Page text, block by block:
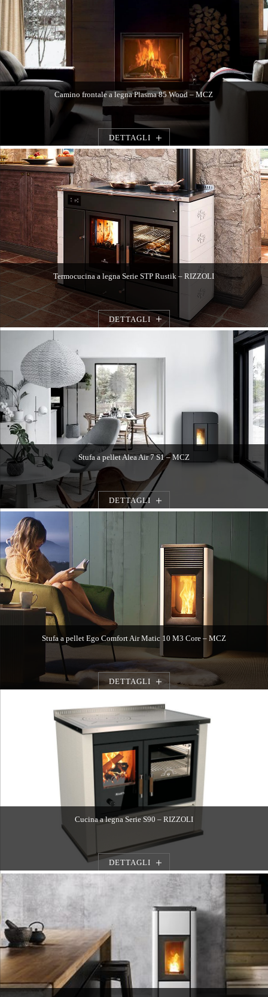
Camino frontale a legna Plasma 85 Wood – MCZ
DETTAGLI
Termocucina a legna Serie STP Rustik – RIZZOLI
DETTAGLI
Stufa a pellet Alea Air 7 S1 – MCZ
DETTAGLI
Stufa a pellet Ego Comfort Air Matic 10 M3 Core – MCZ
DETTAGLI
Cucina a legna Serie S90 – RIZZOLI
DETTAGLI